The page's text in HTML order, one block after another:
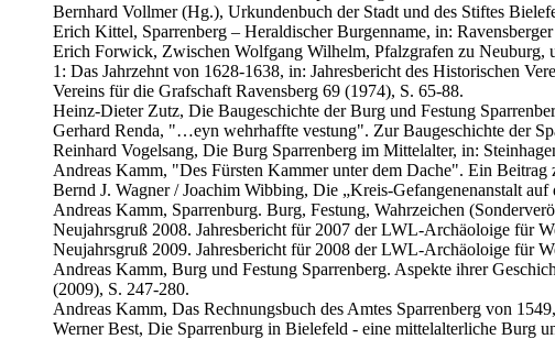
Bernhard Vollmer (Hg.), Urkundenbuch der Stadt und des Stiftes
Erich Kittel, Sparrenberg – Heraldischer Burgenname, in:
Erich Forwick, Zwischen Wolfgang Wilhelm, Pfalzgrafen zu Neuburg,
1: Das Jahrzehnt von 1628-1638, in: Jahresbericht des Historischen
Vereins für die Grafschaft Ravensberg 69 (1974), S. 65-88.
Heinz-Dieter Zutz, Die Baugeschichte der Burg und Festung
Gerhard Renda, "…eyn wehrhaffte vestung". Zur Baugeschichte der
Reinhard Vogelsang, Die Burg Sparrenberg im Mittelalter, in:
Andreas Kamm, "Des Fürsten Kammer unter dem Dache". Ein
Bernd J. Wagner / Joachim Wibbing, Die „Kreis-Gefangenenanstalt
Andreas Kamm, Sparrenburg. Burg, Festung, Wahrzeichen
Neujahrsgruß 2008. Jahresbericht für 2007 der LWL-Archäoloige für
Neujahrsgruß 2009. Jahresbericht für 2008 der LWL-Archäoloige für
Andreas Kamm, Burg und Festung Sparrenberg. Aspekte ihrer
(2009), S. 247-280.
Andreas Kamm, Das Rechnungsbuch des Amtes Sparrenberg von
Werner Best, Die Sparrenburg in Bielefeld - eine mittelalterliche Burg